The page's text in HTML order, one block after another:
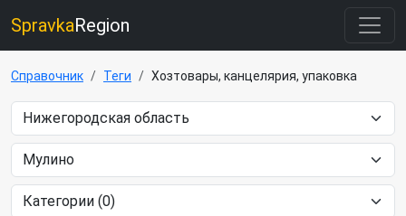
SpravkaRegion
Справочник Теги Хозтовары, канцелярия, упаковка